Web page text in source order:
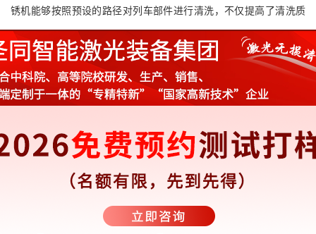
锈机能够按照预设的路径对列车部件进行清洗，不仅提高了清洗质
量的一致性，还降低了人工成本。这种自动化应用为轨道交通行业
提供了更加高效、稳定的清洗解决方案。
五、广泛应用，满足多样需
求
圣同智能激光的激光除锈机在轨道交通领域的应用范围广泛，
涵盖了列车轮对、铁轨、制动系统等多个部位的清洗。无论是平面